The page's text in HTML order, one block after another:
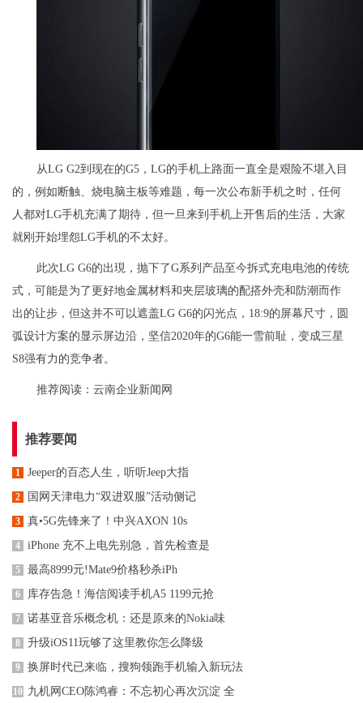
从LG G2到现在的G5，LG的手机上路面一直全是艰险不堪入目
的，例如断触、烧电脑主板等难题，每一次公布新手机之时，任何
人都对LG手机充满了期待，但一旦来到手机上开售后的生活，大家
就刚开始埋怨LG手机的不太好。
此次LG G6的出現，抛下了G系列产品至今拆式充电电池的传统
式，可能是为了更好地金属材料和夹层玻璃的配搭外壳和防潮而作
出的让步，但这并不可以遮盖LG G6的闪光点，18:9的屏幕尺寸，圆
弧设计方案的显示屏边沿，坚信2020年的G6能一雪前耻，变成三星
S8强有力的竞争者。
推荐阅读： 云南企业新闻网
推荐要闻
1 Jeeper的百态人生，听听Jeep大指
2 国网天津电力“双进双服”活动侧记
3 真•5G先锋来了！中兴AXON 10s
4 iPhone 充不上电先别急，首先检查是
5 最高8999元!Mate9价格秒杀iPh
6 库存告急！海信阅读手机A5 1199元抢
7 诺基亚音乐概念机：还是原来的Nokia味
8 升级iOS11玩够了这里教你怎么降级
9 换屏时代已来临，搜狗领跑手机输入新玩法
10 九机网CEO陈鸿睿：不忘初心再次沉淀 全